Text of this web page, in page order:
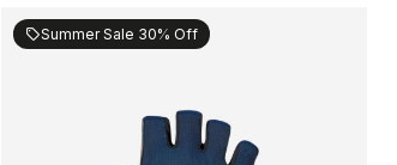
sellSummer Sale 30% Off